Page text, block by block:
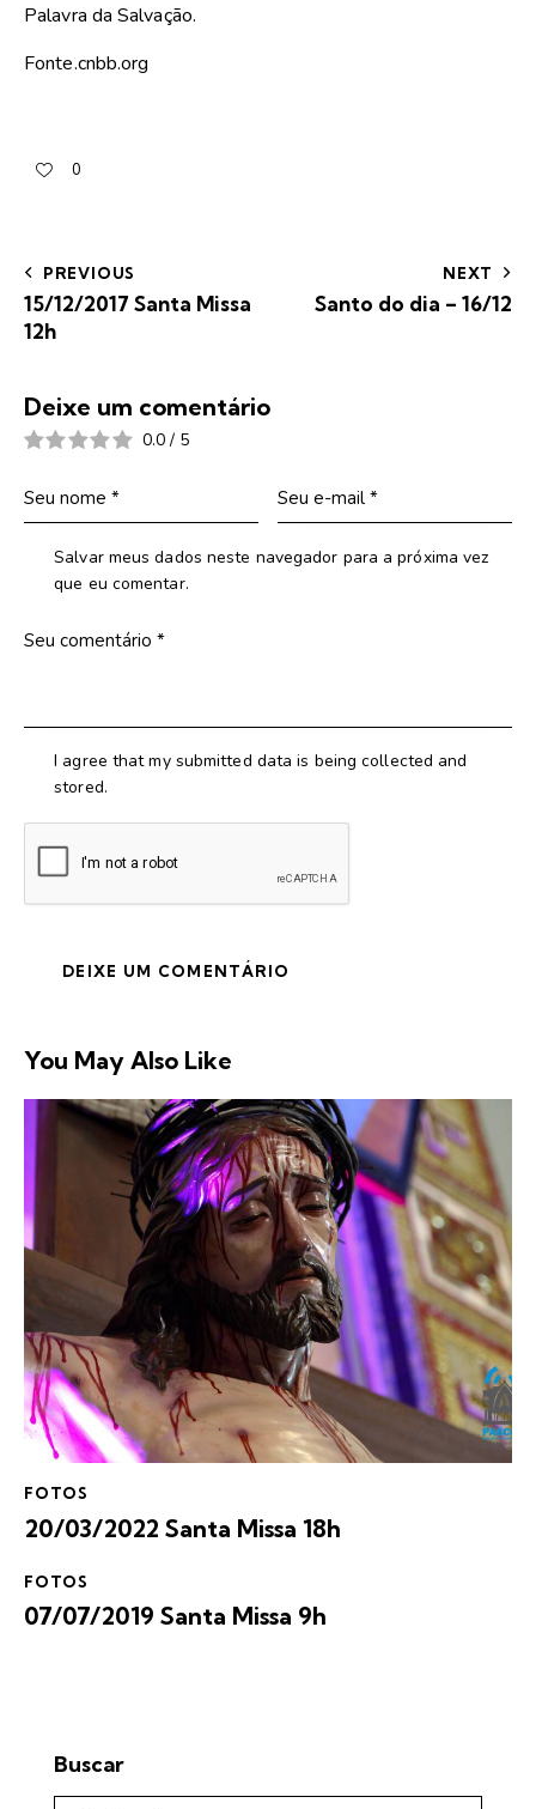
Palavra da Salvação.
Fonte.cnbb.org
0
PREVIOUS
15/12/2017 Santa Missa
12h
NEXT
Santo do dia – 16/12
Deixe um comentário
0.0 / 5
Salvar meus dados neste navegador para a próxima vez
que eu comentar.
I agree that my submitted data is being collected and
stored.
You May Also Like
FOTOS
20/03/2022 Santa Missa 18h
FOTOS
07/07/2019 Santa Missa 9h
Buscar